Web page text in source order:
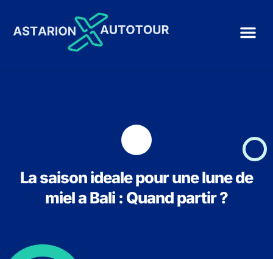
La saison ideale pour une lune de
miel a Bali : Quand partir ?